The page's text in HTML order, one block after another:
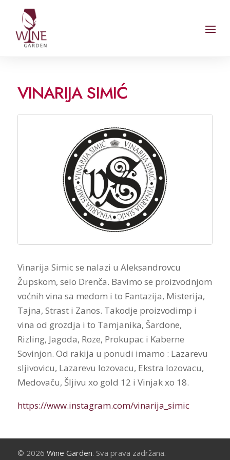
VINARIJA SIMIĆ
Vinarija Simic se nalazi u Aleksandrovcu
Župskom, selo Drenča. Bavimo se proizvodnjom
voćnih vina sa medom i to Fantazija, Misterija,
Tajna, Strast i Zanos. Takodje proizvodimp i
vina od grozdja i to Tamjanika, Šardone,
Rizling, Jagoda, Roze, Prokupac i Kaberne
Sovinjon. Od rakija u ponudi imamo : Lazarevu
sljivovicu, Lazarevu lozovacu, Ekstra lozovacu,
Medovaču, Šljivu xo gold 12 i Vinjak xo 18.
https://www.instagram.com/vinarija_simic
© 2026 Wine Garden. Sva prava zadržana.